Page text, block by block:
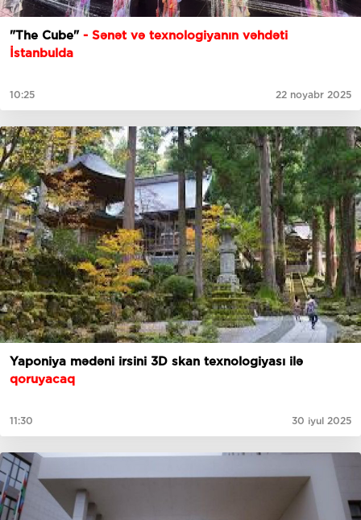
"The Cube" - Sənət və texnologiyanın vəhdəti
İstanbulda
10:25 22 noyabr 2025
Yaponiya mədəni irsini 3D skan texnologiyası ilə
qoruyacaq
11:30 30 iyul 2025